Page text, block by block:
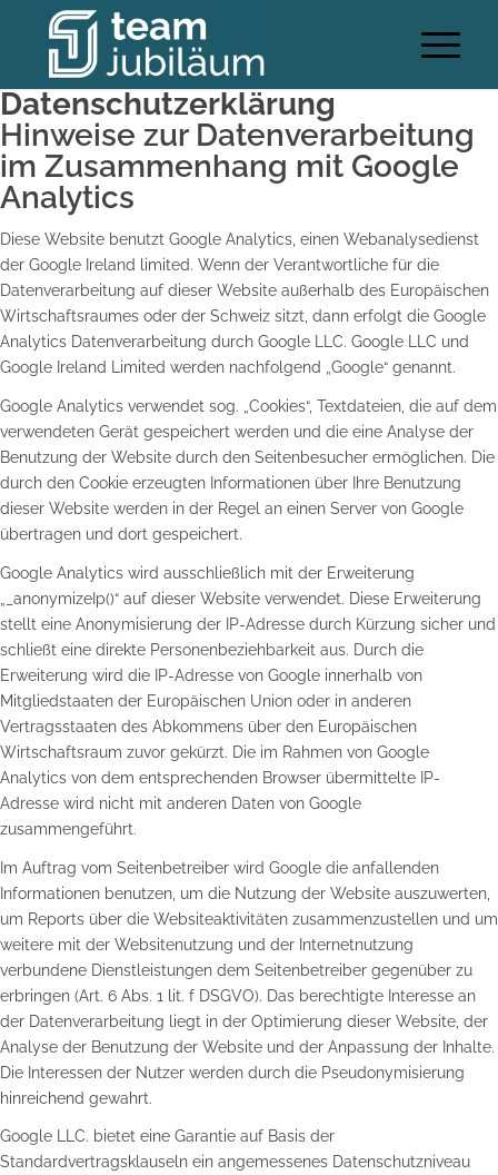
Datenschutzerklärung
Hinweise zur Datenverarbeitung
im Zusammenhang mit Google
Analytics
Diese Website benutzt Google Analytics, einen Webanalysedienst
der Google Ireland limited. Wenn der Verantwortliche für die
Datenverarbeitung auf dieser Website außerhalb des Europäischen
Wirtschaftsraumes oder der Schweiz sitzt, dann erfolgt die Google
Analytics Datenverarbeitung durch Google LLC. Google LLC und
Google Ireland Limited werden nachfolgend „Google“ genannt.
Google Analytics verwendet sog. „Cookies“, Textdateien, die auf dem
verwendeten Gerät gespeichert werden und die eine Analyse der
Benutzung der Website durch den Seitenbesucher ermöglichen. Die
durch den Cookie erzeugten Informationen über Ihre Benutzung
dieser Website werden in der Regel an einen Server von Google
übertragen und dort gespeichert.
Google Analytics wird ausschließlich mit der Erweiterung
„_anonymizeIp()“ auf dieser Website verwendet. Diese Erweiterung
stellt eine Anonymisierung der IP-Adresse durch Kürzung sicher und
schließt eine direkte Personenbeziehbarkeit aus. Durch die
Erweiterung wird die IP-Adresse von Google innerhalb von
Mitgliedstaaten der Europäischen Union oder in anderen
Vertragsstaaten des Abkommens über den Europäischen
Wirtschaftsraum zuvor gekürzt. Die im Rahmen von Google
Analytics von dem entsprechenden Browser übermittelte IP-
Adresse wird nicht mit anderen Daten von Google
zusammengeführt.
Im Auftrag vom Seitenbetreiber wird Google die anfallenden
Informationen benutzen, um die Nutzung der Website auszuwerten,
um Reports über die Websiteaktivitäten zusammenzustellen und um
weitere mit der Websitenutzung und der Internetnutzung
verbundene Dienstleistungen dem Seitenbetreiber gegenüber zu
erbringen (Art. 6 Abs. 1 lit. f DSGVO). Das berechtigte Interesse an
der Datenverarbeitung liegt in der Optimierung dieser Website, der
Analyse der Benutzung der Website und der Anpassung der Inhalte.
Die Interessen der Nutzer werden durch die Pseudonymisierung
hinreichend gewahrt.
Google LLC. bietet eine Garantie auf Basis der
Standardvertragsklauseln ein angemessenes Datenschutzniveau